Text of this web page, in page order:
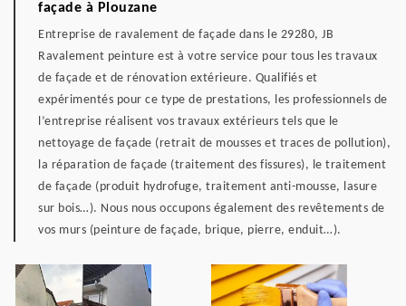
façade à Plouzane
Entreprise de ravalement de façade dans le 29280, JB
Ravalement peinture est à votre service pour tous les travaux
de façade et de rénovation extérieure. Qualifiés et
expérimentés pour ce type de prestations, les professionnels de
l’entreprise réalisent vos travaux extérieurs tels que le
nettoyage de façade (retrait de mousses et traces de pollution),
la réparation de façade (traitement des fissures), le traitement
de façade (produit hydrofuge, traitement anti-mousse, lasure
sur bois…). Nous nous occupons également des revêtements de
vos murs (peinture de façade, brique, pierre, enduit…).